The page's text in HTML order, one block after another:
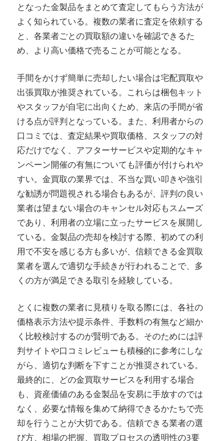
となった金製品をまとめて査定してもらう方法が
よく知られている。複数の業者に査定を依頼する
と、各業者ごとの買取額の違いを確認できるた
め、より高い価格で売ることが可能となる。
手間をかけず簡単に売却したい場合は宅配買取や
出張買取が推奨されている。これらは梱包キット
やスタッフが自宅に出向くため、来店の手間が省
ける点が評判となっている。また、利用者からの
口コミでは、査定結果や買取価格、スタッフの対
応だけでなく、アフターサービスや定期的なキャ
ンペーン開催の有無についても評価が付けられや
すい。金買取の業界では、不当な買い叩きや強引
な勧誘が問題視される場合もあるが、評判の良い
業者は望まない場合のキャンセル対応もスムーズ
であり、利用者の立場に立ったサービスを展開し
ている。金製品の売却を検討する際、初めての利
用で不安を感じる方も多いが、信頼できる金買取
業者を選んで適切な手続きが行われることで、多
くの方が満足できる取引を経験している。
とくに複数の業者に見積りを取る際には、各社の
価格表示方法や提示条件、手数料の有無など細か
く比較検討するのが賢明である。そのためには評
判サイトや口コミレビューも積極的に参考にしな
がら、適切な判断を下すことが推奨されている。
最終的に、どの金買取サービスを利用する場合
も、資産価値のある金製品を安易に手放すのでは
なく、必要な情報を集めて納得できるかたちで売
却を行うことが大切である。信頼できる業者の選
び方、相場の把握、買取プロセスの透明性の3要